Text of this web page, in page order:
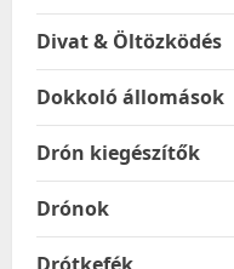
Divat & Öltözködés
Dokkoló állomások
Drón kiegészítők
Drónok